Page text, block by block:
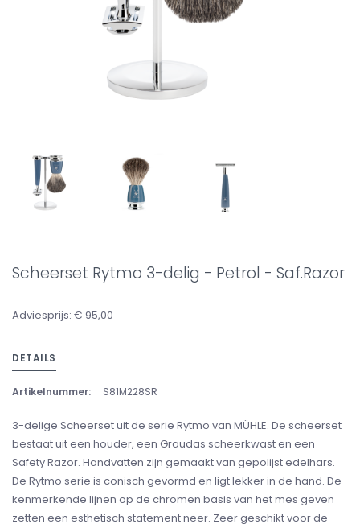
Scheerset Rytmo 3-delig - Petrol - Saf.Razor
Adviesprijs: € 95,00
DETAILS
Artikelnummer: S81M228SR
3-delige Scheerset uit de serie Rytmo van MÜHLE. De scheerset
bestaat uit een houder, een Graudas scheerkwast en een
Safety Razor. Handvatten zijn gemaakt van gepolijst edelhars.
De Rytmo serie is conisch gevormd en ligt lekker in de hand. De
kenmerkende lijnen op de chromen basis van het mes geven
zetten een esthetisch statement neer. Zeer geschikt voor de